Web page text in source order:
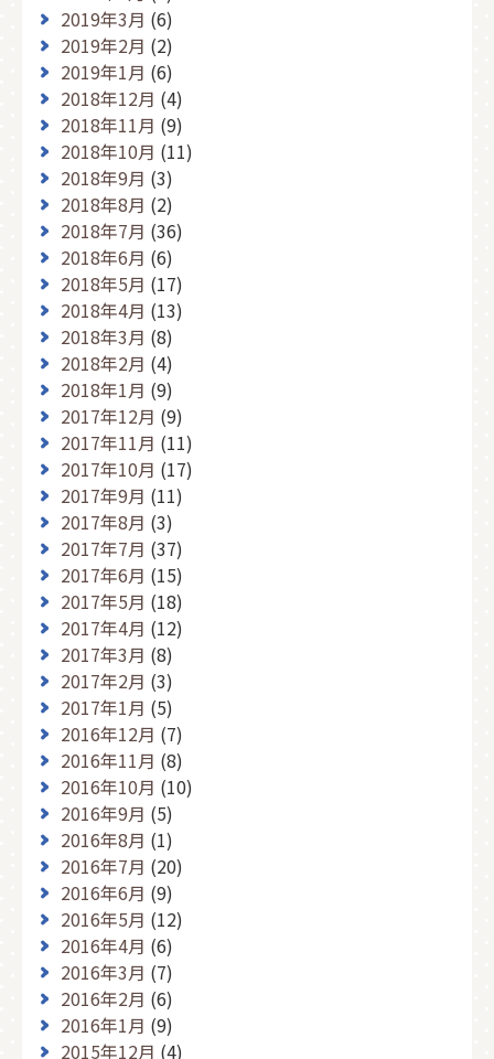
2019年3月 (6)
2019年2月 (2)
2019年1月 (6)
2018年12月 (4)
2018年11月 (9)
2018年10月 (11)
2018年9月 (3)
2018年8月 (2)
2018年7月 (36)
2018年6月 (6)
2018年5月 (17)
2018年4月 (13)
2018年3月 (8)
2018年2月 (4)
2018年1月 (9)
2017年12月 (9)
2017年11月 (11)
2017年10月 (17)
2017年9月 (11)
2017年8月 (3)
2017年7月 (37)
2017年6月 (15)
2017年5月 (18)
2017年4月 (12)
2017年3月 (8)
2017年2月 (3)
2017年1月 (5)
2016年12月 (7)
2016年11月 (8)
2016年10月 (10)
2016年9月 (5)
2016年8月 (1)
2016年7月 (20)
2016年6月 (9)
2016年5月 (12)
2016年4月 (6)
2016年3月 (7)
2016年2月 (6)
2016年1月 (9)
2015年12月 (4)